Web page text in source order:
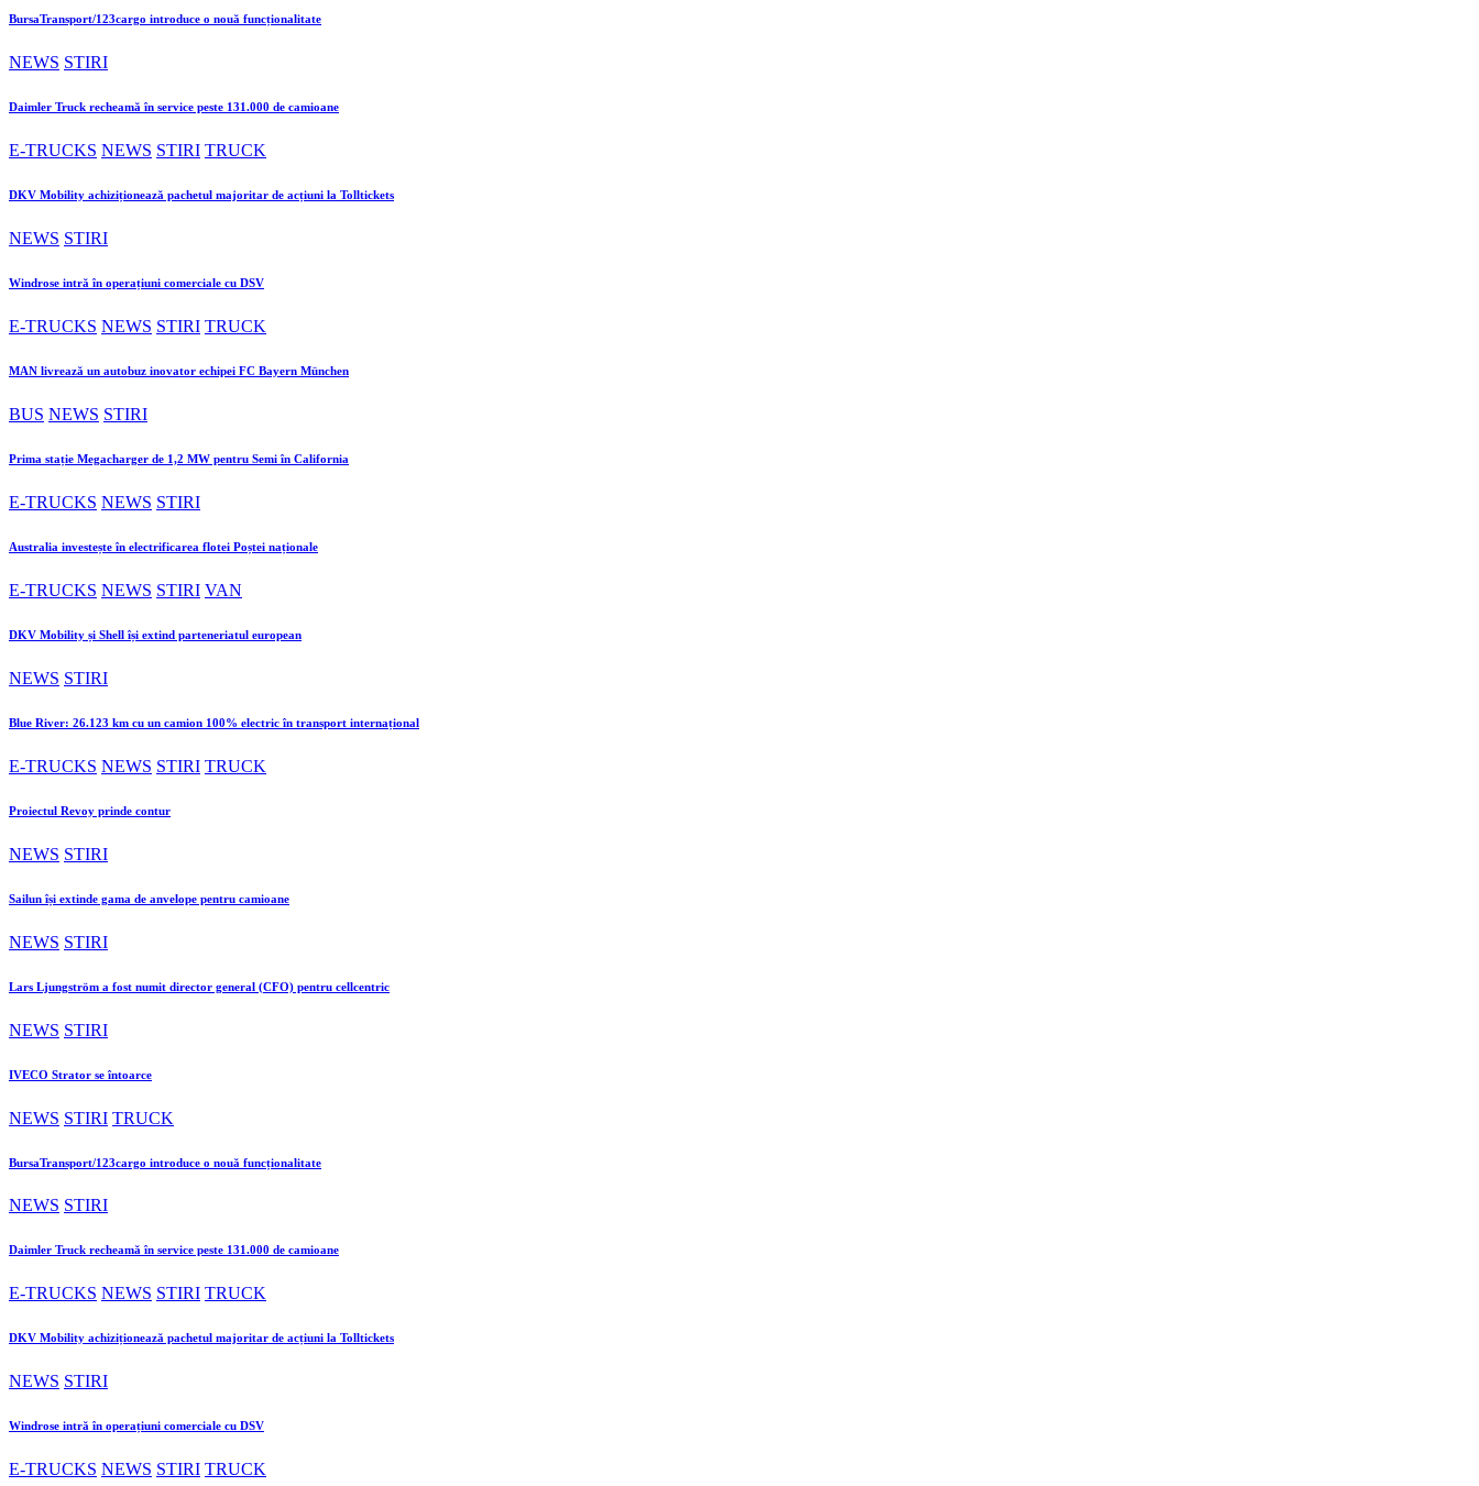
BursaTransport/123cargo introduce o nouă funcționalitate
NEWS STIRI
Daimler Truck recheamă în service peste 131.000 de camioane
E-TRUCKS NEWS STIRI TRUCK
DKV Mobility achiziționează pachetul majoritar de acțiuni la Tolltickets
NEWS STIRI
Windrose intră în operațiuni comerciale cu DSV
E-TRUCKS NEWS STIRI TRUCK
MAN livrează un autobuz inovator echipei FC Bayern München
BUS NEWS STIRI
Prima stație Megacharger de 1,2 MW pentru Semi în California
E-TRUCKS NEWS STIRI
Australia investește în electrificarea flotei Poștei naționale
E-TRUCKS NEWS STIRI VAN
DKV Mobility și Shell își extind parteneriatul european
NEWS STIRI
Blue River: 26.123 km cu un camion 100% electric în transport internațional
E-TRUCKS NEWS STIRI TRUCK
Proiectul Revoy prinde contur
NEWS STIRI
Sailun își extinde gama de anvelope pentru camioane
NEWS STIRI
Lars Ljungström a fost numit director general (CFO) pentru cellcentric
NEWS STIRI
IVECO Strator se întoarce
NEWS STIRI TRUCK
BursaTransport/123cargo introduce o nouă funcționalitate
NEWS STIRI
Daimler Truck recheamă în service peste 131.000 de camioane
E-TRUCKS NEWS STIRI TRUCK
DKV Mobility achiziționează pachetul majoritar de acțiuni la Tolltickets
NEWS STIRI
Windrose intră în operațiuni comerciale cu DSV
E-TRUCKS NEWS STIRI TRUCK